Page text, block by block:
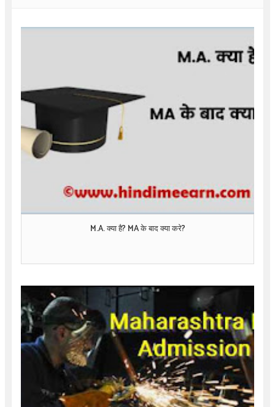
M.A. क्या है? MA के बाद क्या करे?